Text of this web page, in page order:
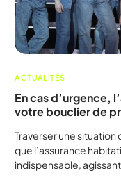
ACTUALITÉS
En cas d’urgence,
votre bouclier de
Traverser une situation
que l’assurance
indispensable,